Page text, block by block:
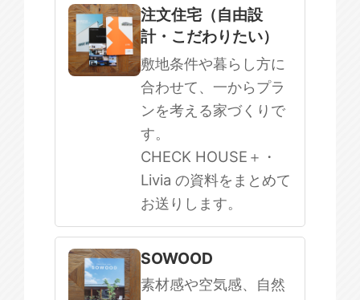
注文住宅（自由設
計・こだわりたい）
敷地条件や暮らし方に
合わせて、一からプラ
ンを考える家づくりで
す。
CHECK HOUSE＋・
Livia の資料をまとめて
お送りします。
SOWOOD
素材感や空気感、自然